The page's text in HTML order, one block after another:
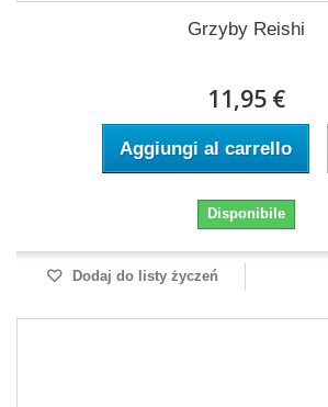
Grzyby Reishi
11,95 €
Aggiungi al carrello
Disponibile
Dodaj do listy życzeń